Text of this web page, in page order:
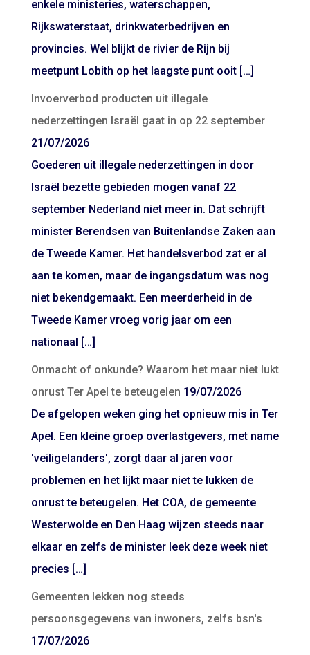
enkele ministeries, waterschappen,
Rijkswaterstaat, drinkwaterbedrijven en
provincies. Wel blijkt de rivier de Rijn bij
meetpunt Lobith op het laagste punt ooit […]
Invoerverbod producten uit illegale
nederzettingen Israël gaat in op 22 september
21/07/2026
Goederen uit illegale nederzettingen in door
Israël bezette gebieden mogen vanaf 22
september Nederland niet meer in. Dat schrijft
minister Berendsen van Buitenlandse Zaken aan
de Tweede Kamer. Het handelsverbod zat er al
aan te komen, maar de ingangsdatum was nog
niet bekendgemaakt. Een meerderheid in de
Tweede Kamer vroeg vorig jaar om een
nationaal […]
Onmacht of onkunde? Waarom het maar niet lukt
onrust Ter Apel te beteugelen 19/07/2026
De afgelopen weken ging het opnieuw mis in Ter
Apel. Een kleine groep overlastgevers, met name
'veiligelanders', zorgt daar al jaren voor
problemen en het lijkt maar niet te lukken de
onrust te beteugelen. Het COA, de gemeente
Westerwolde en Den Haag wijzen steeds naar
elkaar en zelfs de minister leek deze week niet
precies […]
Gemeenten lekken nog steeds
persoonsgegevens van inwoners, zelfs bsn's
17/07/2026